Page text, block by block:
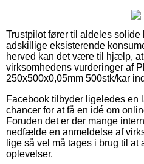
Trustpilot fører til aldeles
adskillige eksisterende
herved kan det være til hjælp,
virksomhedens vurderinger af
250x500x0,05mm 500stk/kar
Facebook tilbyder ligeledes
chancer for at få en idé om
Foruden det er der mange
nedfælde en anmeldelse af
lige så vel må tages i brug til
oplevelser.